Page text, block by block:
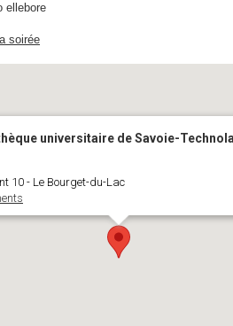
ellebore
soirée
universitaire de Savoie-
10 - Le Bourget-du-Lac